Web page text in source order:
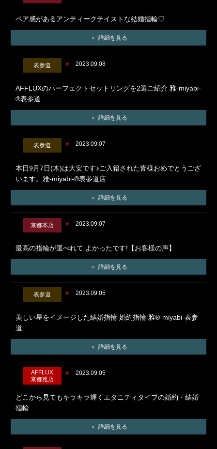
ペア感があるアンティークテイストな結婚指輪♡
詳細を見る
2023.09.08
表参道
AFFLUXのパーフェクトセットリングを2選ご紹介 雅-miyabi-
®表参道
詳細を見る
2023.09.07
表参道
本日9月7日(木)は大安です♪ご入籍された皆様おめでとうござ
います。雅-miyabi-®表参道店
詳細を見る
2023.09.07
京都本店
最高の指輪が選べれて よかったです!【お客様の声】
詳細を見る
2023.09.05
表参道
美しい星をイメージした結婚指輪 婚約指輪 雅®-miyabi-表参
道
詳細を見る
2023.09.05
AFFLUX
京都雅店
どこから見てもキラキラ輝くエタニティタイプの婚約・結婚
指輪
詳細を見る